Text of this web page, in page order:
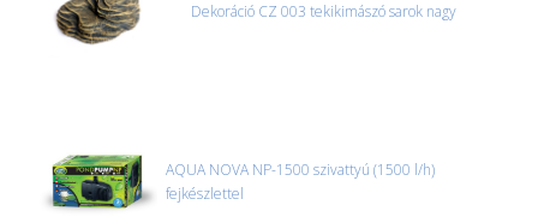
Dekoráció CZ 003 tekikimászó sarok nagy
AQUA NOVA NP-1500 szivattyú (1500 l/h)
fejkészlettel